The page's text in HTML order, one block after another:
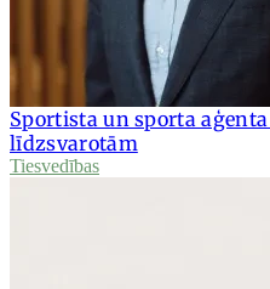
Sportista un sporta
līdzsvarotām
Tiesvedības